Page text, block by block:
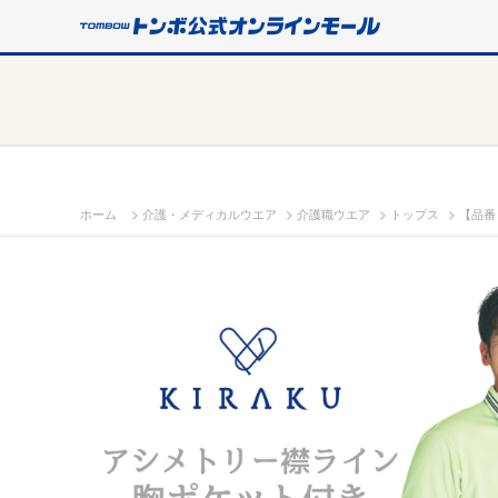
ホーム > 介護・メディカルウエア > 介護職ウエア > トップス > 【品